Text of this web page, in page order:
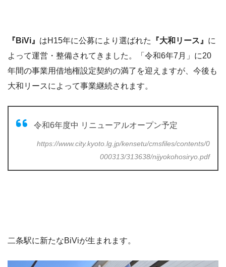
『BiVi』 はH15年に公募により選ばれた 『大和リース』 に
よって運営・整備されてきました。「令和6年7月」に20
年間の事業用借地権設定契約の満了を迎えますが、今後も
大和リースによって事業継続されます。
令和6年度中 リニューアルオープン予定
https://www.city.kyoto.lg.jp/kensetu/cmsfiles/contents/0
000313/313638/nijyokohosiryo.pdf
二条駅に新たなBiViが生まれます。